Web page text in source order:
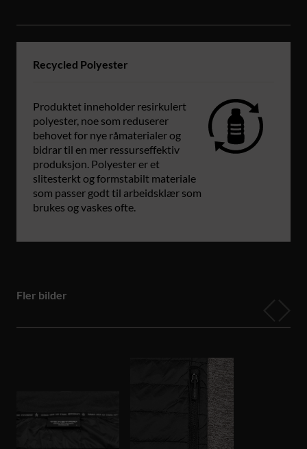
Recycled Polyester
Produktet inneholder resirkulert
polyester, noe som reduserer
behovet for nye råmaterialer og
bidrar til en mer ressurseffektiv
produksjon. Polyester er et
slitesterkt og formstabilt materiale
som passer godt til arbeidsklær som
brukes og vaskes ofte.
Fler bilder